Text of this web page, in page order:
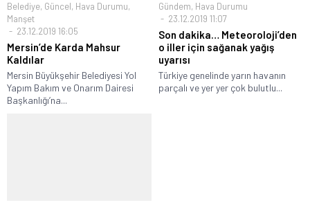
Belediye, Güncel, Hava Durumu,
Manşet
23.12.2019 16:05
Mersin’de Karda Mahsur
Kaldılar
Mersin Büyükşehir Belediyesi Yol
Yapım Bakım ve Onarım Dairesi
Başkanlığı’na...
Gündem, Hava Durumu
23.12.2019 11:07
Son dakika… Meteoroloji’den
o iller için sağanak yağış
uyarısı
Türkiye genelinde yarın havanın
parçalı ve yer yer çok bulutlu...